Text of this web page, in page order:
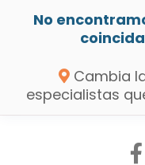
No
Cambia
especialistas